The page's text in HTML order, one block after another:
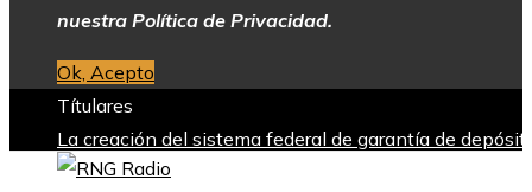
nuestra Política de Privacidad.
Ok, Acepto
Títulares
La creación del sistema federal de garantía de
tras la Gran Depresión